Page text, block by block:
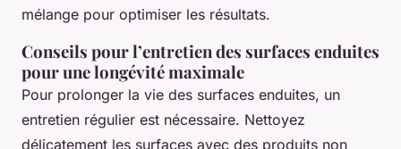
mélange pour optimiser les résultats.
Conseils pour l’entretien des surfaces enduites
pour une longévité maximale
Pour prolonger la vie des surfaces enduites, un
entretien régulier est nécessaire. Nettoyez
délicatement les surfaces avec des produits non